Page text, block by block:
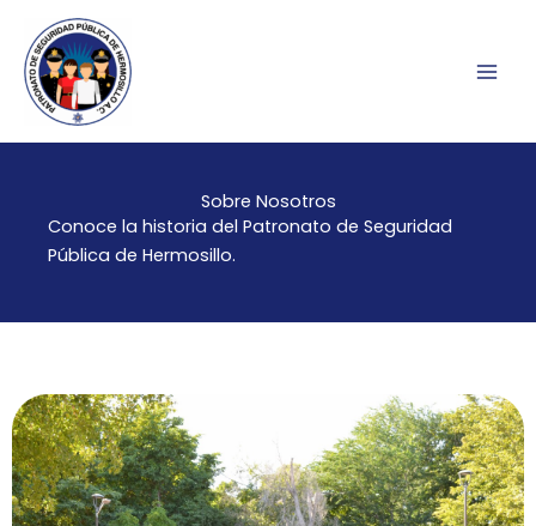
contenido
Sobre Nosotros
Conoce la historia del Patronato de Seguridad
Pública de Hermosillo.